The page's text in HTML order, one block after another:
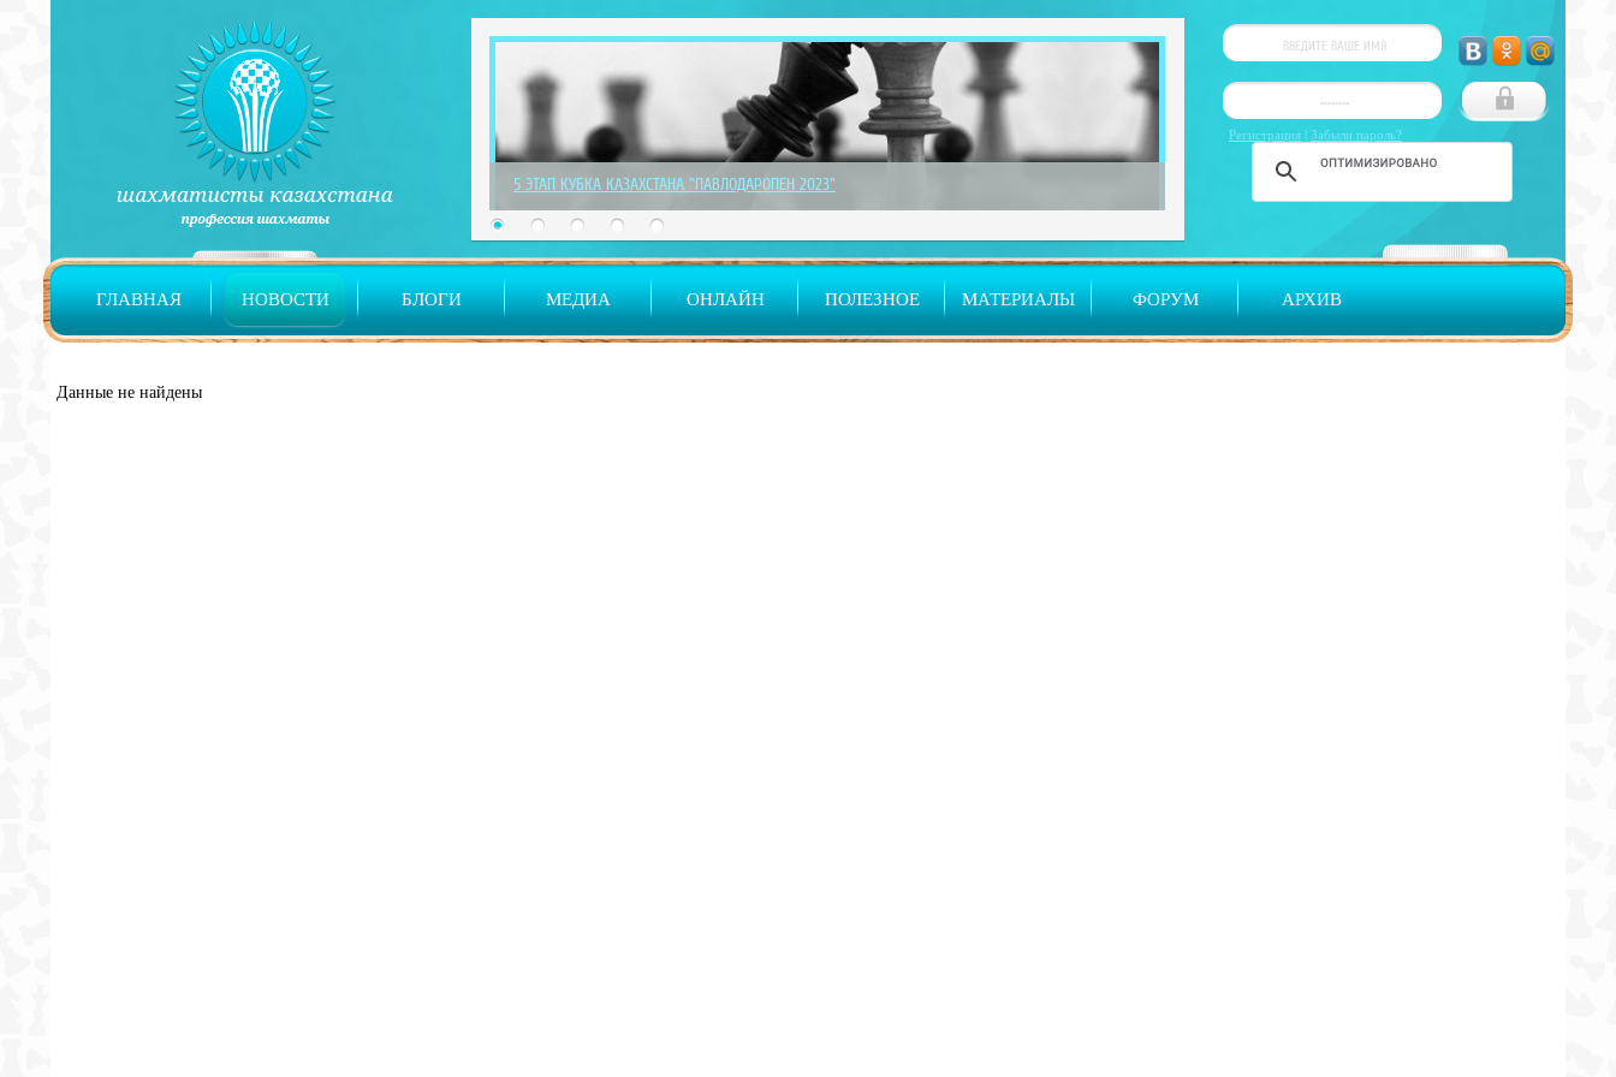
ГЛАВНАЯ НОВОСТИ БЛОГИ МЕДИА ОНЛАЙН ПОЛЕЗНОЕ МАТЕРИАЛЫ ФОРУМ АРХИВ
Регистрация | Забыли пароль?
5 ЭТАП КУБКА КАЗАХСТАНА "ПАВЛОДАРОПЕН 2023"
Данные не найдены